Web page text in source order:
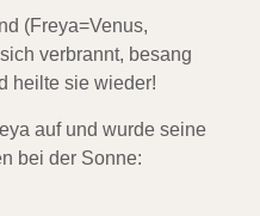
(Freya=Venus,
verbrannt, besang
heilte sie wieder!
auf und wurde seine
bei der Sonne: